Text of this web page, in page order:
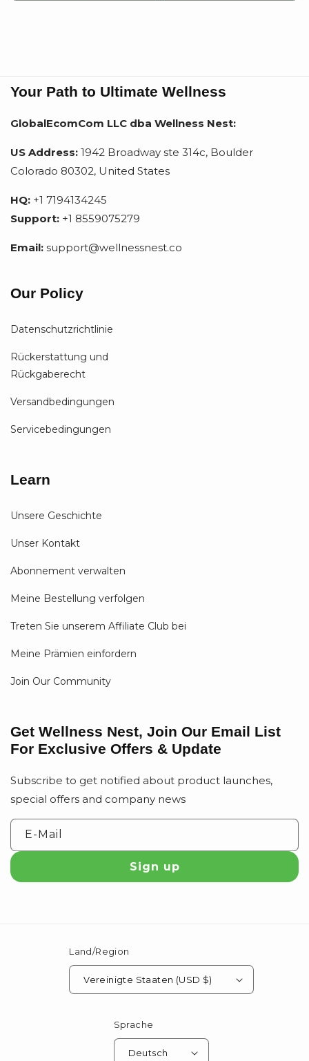
Your Path to Ultimate Wellness
GlobalEcomCom LLC dba Wellness Nest:
US Address: 1942 Broadway ste 314c, Boulder
Colorado 80302, United States
HQ: +1 7194134245
Support: +1 8559075279
Email: support@wellnessnest.co
Our Policy
Datenschutzrichtlinie
Rückerstattung und
Rückgaberecht
Versandbedingungen
Servicebedingungen
Learn
Unsere Geschichte
Unser Kontakt
Abonnement verwalten
Meine Bestellung verfolgen
Treten Sie unserem Affiliate Club bei
Meine Prämien einfordern
Join Our Community
Get Wellness Nest, Join Our Email List
For Exclusive Offers & Update
Subscribe to get notified about product launches,
special offers and company news
E-Mail
Sign up
Land/Region
Vereinigte Staaten (USD $)
Sprache
Deutsch